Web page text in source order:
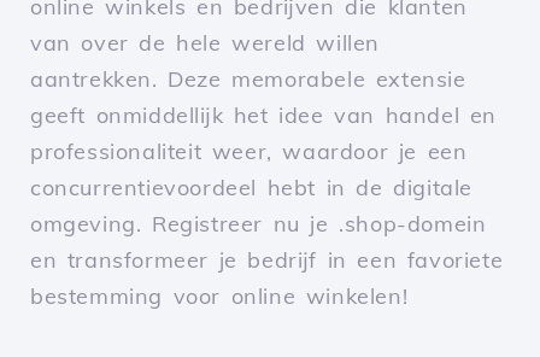
online winkels en bedrijven die klanten
van over de hele wereld willen
aantrekken. Deze memorabele extensie
geeft onmiddellijk het idee van handel en
professionaliteit weer, waardoor je een
concurrentievoordeel hebt in de digitale
omgeving. Registreer nu je .shop-domein
en transformeer je bedrijf in een favoriete
bestemming voor online winkelen!